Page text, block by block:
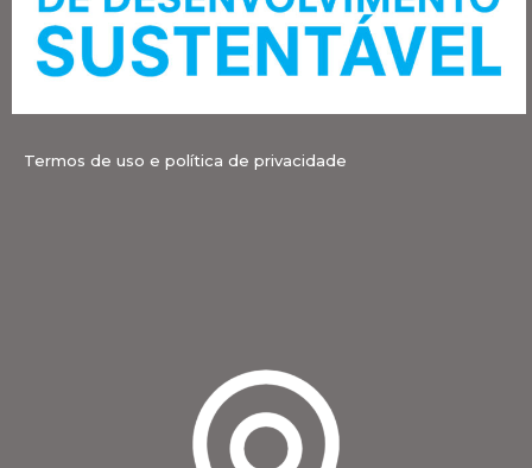
Termos de uso e política de privacidade